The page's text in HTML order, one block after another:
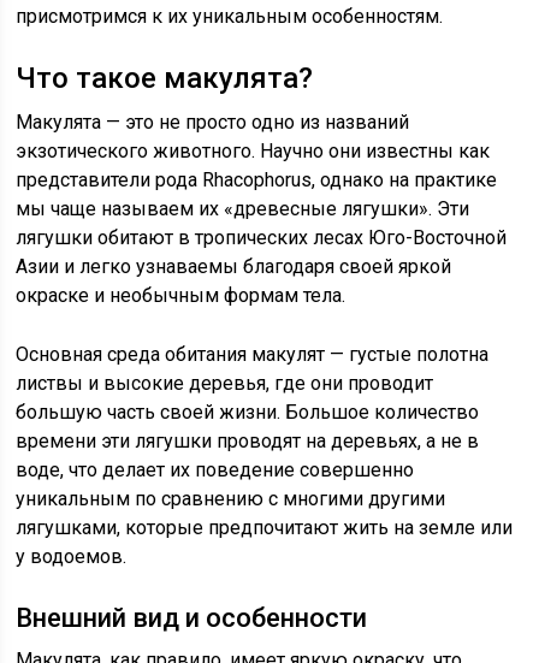
присмотримся к их уникальным особенностям.
Что такое макулята?
Макулята — это не просто одно из названий
экзотического животного. Научно они известны как
представители рода Rhacophorus, однако на практике
мы чаще называем их «древесные лягушки». Эти
лягушки обитают в тропических лесах Юго-Восточной
Азии и легко узнаваемы благодаря своей яркой
окраске и необычным формам тела.
Основная среда обитания макулят — густые полотна
листвы и высокие деревья, где они проводит
большую часть своей жизни. Большое количество
времени эти лягушки проводят на деревьях, а не в
воде, что делает их поведение совершенно
уникальным по сравнению с многими другими
лягушками, которые предпочитают жить на земле или
у водоемов.
Внешний вид и особенности